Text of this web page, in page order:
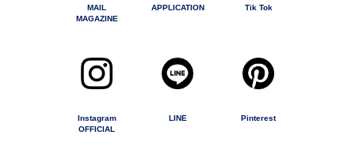
MAIL
MAGAZINE
APPLICATION Tik Tok
Instagram
OFFICIAL
LINE Pinterest